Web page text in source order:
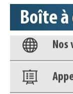
Boîte
Nos